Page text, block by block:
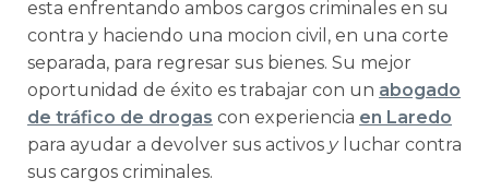
esta enfrentando ambos cargos criminales en su
contra y haciendo una mocion civil, en una corte
separada, para regresar sus bienes. Su mejor
oportunidad de éxito es trabajar con un abogado
de tráfico de drogas con experiencia en Laredo
para ayudar a devolver sus activos y luchar contra
sus cargos criminales.